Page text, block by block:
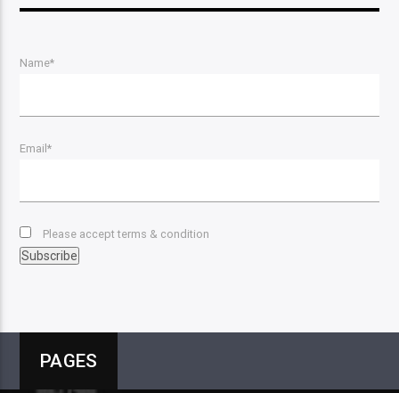
Name*
Email*
Please accept terms & condition
PAGES